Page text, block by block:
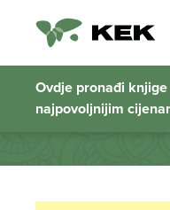
Ovdje pronađi
najpovoljnijim
Košarica
Početna stranica